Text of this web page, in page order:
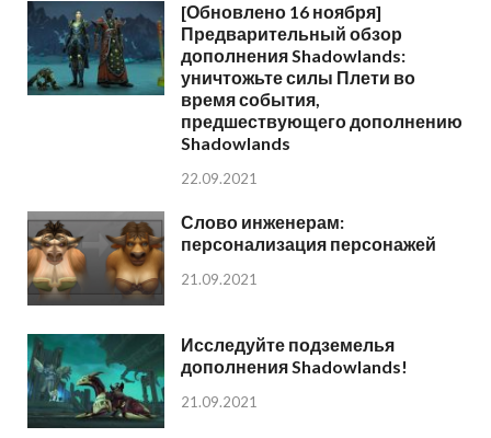
[Обновлено 16 ноября]
Предварительный обзор
дополнения Shadowlands:
уничтожьте силы Плети во
время события,
предшествующего дополнению
Shadowlands
22.09.2021
Слово инженерам:
персонализация персонажей
21.09.2021
Исследуйте подземелья
дополнения Shadowlands!
21.09.2021